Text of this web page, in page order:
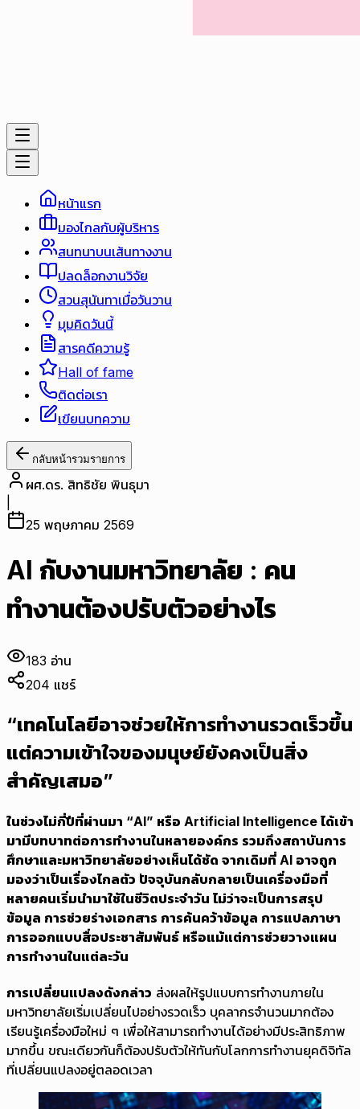
หน้าแรก
มองไกลกับผู้บริหาร
สนทนาบนเส้นทางงาน
ปลดล็อกงานวิจัย
สวนสุนันทาเมื่อวันวาน
มุมคิดวันนี้
สารคดีความรู้
Hall of fame
ติดต่อเรา
เขียนบทความ
กลับหน้ารวมรายการ
ผศ.ดร. สิทธิชัย พินธุมา
25 พฤษภาคม 2569
AI กับงานมหาวิทยาลัย : คน
ทำงานต้องปรับตัวอย่างไร
183 อ่าน
204 แชร์
“เทคโนโลยีอาจช่วยให้การทำงานรวดเร็วขึ้น
แต่ความเข้าใจของมนุษย์ยังคงเป็นสิ่ง
สำคัญเสมอ”
ในช่วงไม่กี่ปีที่ผ่านมา “AI” หรือ Artificial Intelligence ได้เข้า
มามีบทบาทต่อการทำงานในหลายองค์กร รวมถึงสถาบันการ
ศึกษาและมหาวิทยาลัยอย่างเห็นได้ชัด จากเดิมที่ AI อาจถูก
มองว่าเป็นเรื่องไกลตัว ปัจจุบันกลับกลายเป็นเครื่องมือที่
หลายคนเริ่มนำมาใช้ในชีวิตประจำวัน ไม่ว่าจะเป็นการสรุป
ข้อมูล การช่วยร่างเอกสาร การค้นคว้าข้อมูล การแปลภาษา
การออกแบบสื่อประชาสัมพันธ์ หรือแม้แต่การช่วยวางแผน
การทำงานในแต่ละวัน
การเปลี่ยนแปลงดังกล่าว ส่งผลให้รูปแบบการทำงานภายใน
มหาวิทยาลัยเริ่มเปลี่ยนไปอย่างรวดเร็ว บุคลากรจำนวนมากต้อง
เรียนรู้เครื่องมือใหม่ ๆ เพื่อให้สามารถทำงานได้อย่างมีประสิทธิภาพ
มากขึ้น ขณะเดียวกันก็ต้องปรับตัวให้ทันกับโลกการทำงานยุคดิจิทัล
ที่เปลี่ยนแปลงอยู่ตลอดเวลา